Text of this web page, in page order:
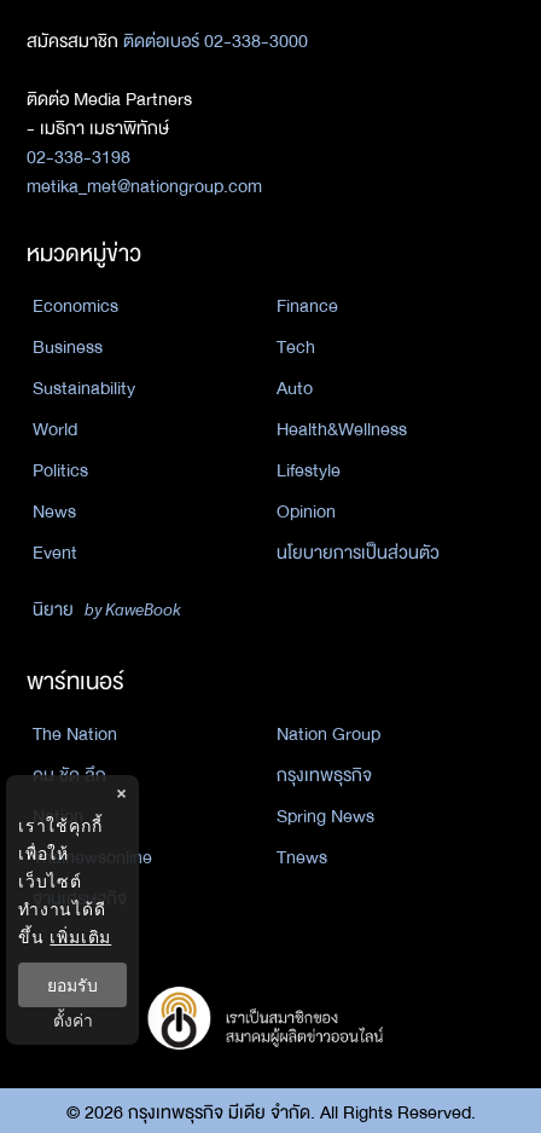
สมัครสมาชิกติดต่อเบอร์ 02-338-3000
ติดต่อ Media Partners
- เมธิกา เมธาพิทักษ์
02-338-3198
metika_met@nationgroup.com
หมวดหมู่ข่าว
Economics
Finance
Business
Tech
Sustainability
Auto
World
Health&Wellness
Politics
Lifestyle
News
Opinion
Event
นโยบายการเป็นส่วนตัว
นิยาย by KaweBook
พาร์ทเนอร์
The Nation
Nation Group
คม ชัด ลึก
กรุงเทพธุรกิจ
Nation
Spring News
Thainewsonline
Tnews
ฐานเศรษฐกิจ
©2026กรุงเทพธุรกิจ มีเดีย จำกัด. All Rights Reserved.
×
เราใช้คุกกี้
เพื่อให้
เว็บไซต์
ทำงานได้ดี
ขึ้น เพิ่มเติม
ยอมรับ
ตั้งค่า